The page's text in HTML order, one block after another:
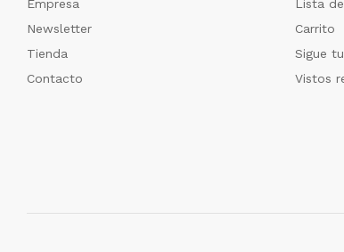
Empresa
Newsletter
Tienda
Contacto
Lista
Carrito
Sigue
Vistos